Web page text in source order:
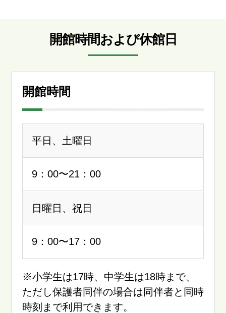
開館時間および休館日
開館時間
平日、土曜日
9：00〜21：00
日曜日、祝日
9：00〜17：00
※小学生は17時、中学生は18時まで、
ただし保護者同伴の場合は同伴者と同時
時刻まで利用できます。